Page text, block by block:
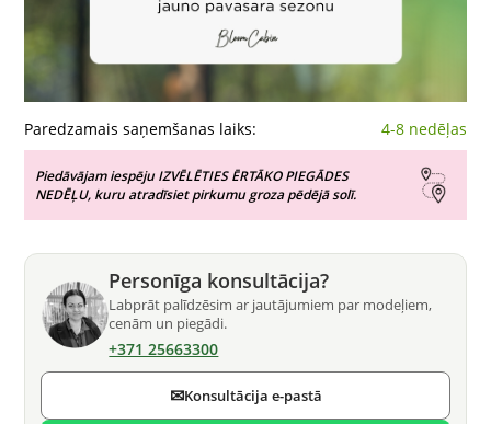
Paredzamais saņemšanas laiks: 4-8 nedēļas
Piedāvājam iespēju IZVĒLĒTIES ĒRTĀKO PIEGĀDES
NEDĒĻU, kuru atradīsiet pirkumu groza pēdējā solī.
Personīga konsultācija?
Labprāt palīdzēsim ar jautājumiem par modeļiem,
cenām un piegādi.
+371 25663300
✉Konsultācija e-pastā